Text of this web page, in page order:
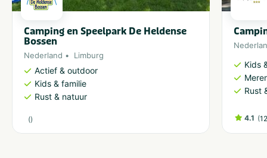
Camping en Speelpark De Heldense
Bossen
Nederland Limburg
Actief & outdoor
Kids & familie
Rust & natuur
()
Kids
Rust
4.1 (